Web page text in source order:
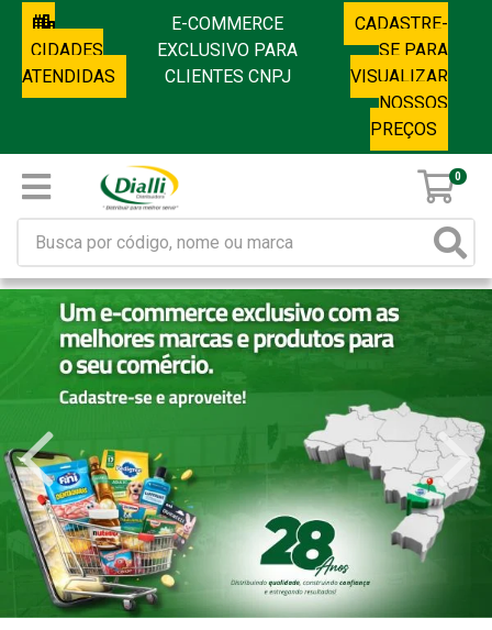
CIDADES
ATENDIDAS
E-COMMERCE
EXCLUSIVO PARA
CLIENTES CNPJ
CADASTRE-
SE PARA
VISUALIZAR
NOSSOS
PREÇOS
0